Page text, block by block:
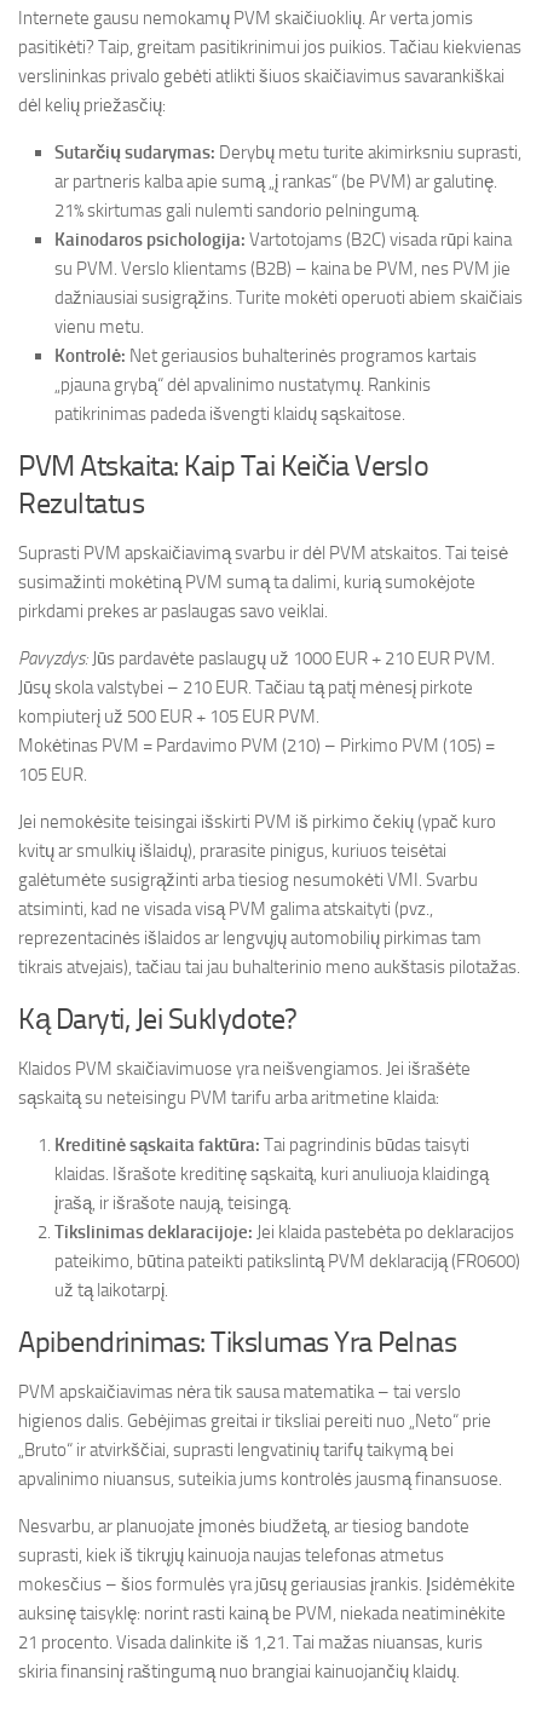
Internete gausu nemokamų PVM skaičiuoklių. Ar verta jomis
pasitikėti? Taip, greitam pasitikrinimui jos puikios. Tačiau kiekvienas
verslininkas privalo gebėti atlikti šiuos skaičiavimus savarankiškai
dėl kelių priežasčių:
Sutarčių sudarymas: Derybų metu turite akimirksniu suprasti,
ar partneris kalba apie sumą „į rankas“ (be PVM) ar galutinę.
21% skirtumas gali nulemti sandorio pelningumą.
Kainodaros psichologija: Vartotojams (B2C) visada rūpi kaina
su PVM. Verslo klientams (B2B) – kaina be PVM, nes PVM jie
dažniausiai susigrąžins. Turite mokėti operuoti abiem skaičiais
vienu metu.
Kontrolė: Net geriausios buhalterinės programos kartais
„pjauna grybą“ dėl apvalinimo nustatymų. Rankinis
patikrinimas padeda išvengti klaidų sąskaitose.
PVM Atskaita: Kaip Tai Keičia Verslo
Rezultatus
Suprasti PVM apskaičiavimą svarbu ir dėl PVM atskaitos. Tai teisė
susimažinti mokėtiną PVM sumą ta dalimi, kurią sumokėjote
pirkdami prekes ar paslaugas savo veiklai.
Pavyzdys: Jūs pardavėte paslaugų už 1000 EUR + 210 EUR PVM.
Jūsų skola valstybei – 210 EUR. Tačiau tą patį mėnesį pirkote
kompiuterį už 500 EUR + 105 EUR PVM.
Mokėtinas PVM = Pardavimo PVM (210) – Pirkimo PVM (105) =
105 EUR.
Jei nemokėsite teisingai išskirti PVM iš pirkimo čekių (ypač kuro
kvitų ar smulkių išlaidų), prarasite pinigus, kuriuos teisėtai
galėtumėte susigrąžinti arba tiesiog nesumokėti VMI. Svarbu
atsiminti, kad ne visada visą PVM galima atskaityti (pvz.,
reprezentacinės išlaidos ar lengvųjų automobilių pirkimas tam
tikrais atvejais), tačiau tai jau buhalterinio meno aukštasis pilotažas.
Ką Daryti, Jei Suklydote?
Klaidos PVM skaičiavimuose yra neišvengiamos. Jei išrašėte
sąskaitą su neteisingu PVM tarifu arba aritmetine klaida:
Kreditinė sąskaita faktūra: Tai pagrindinis būdas taisyti
klaidas. Išrašote kreditinę sąskaitą, kuri anuliuoja klaidingą
įrašą, ir išrašote naują, teisingą.
Tikslinimas deklaracijoje: Jei klaida pastebėta po deklaracijos
pateikimo, būtina pateikti patikslintą PVM deklaraciją (FR0600)
už tą laikotarpį.
Apibendrinimas: Tikslumas Yra Pelnas
PVM apskaičiavimas nėra tik sausa matematika – tai verslo
higienos dalis. Gebėjimas greitai ir tiksliai pereiti nuo „Neto“ prie
„Bruto“ ir atvirkščiai, suprasti lengvatinių tarifų taikymą bei
apvalinimo niuansus, suteikia jums kontrolės jausmą finansuose.
Nesvarbu, ar planuojate įmonės biudžetą, ar tiesiog bandote
suprasti, kiek iš tikrųjų kainuoja naujas telefonas atmetus
mokesčius – šios formulės yra jūsų geriausias įrankis. Įsidėmėkite
auksinę taisyklę: norint rasti kainą be PVM, niekada neatiminėkite
21 procento. Visada dalinkite iš 1,21. Tai mažas niuansas, kuris
skiria finansinį raštingumą nuo brangiai kainuojančių klaidų.